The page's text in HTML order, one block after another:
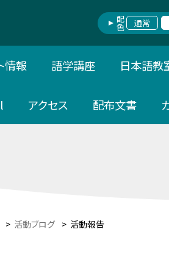
配色 通常
情報 語学講座 日本語教
アクセス 配布文書
> 活動ブログ > 活動報告